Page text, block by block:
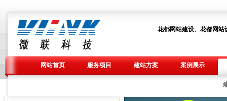
花都网站建设、花都网
网站首页 服务项目 建站方案 案例展示